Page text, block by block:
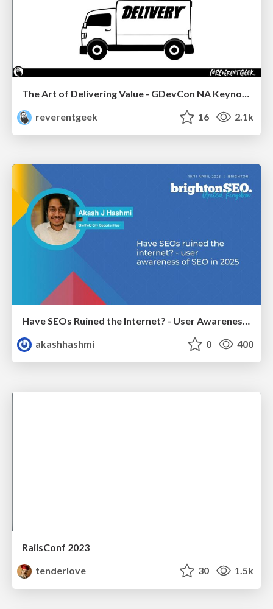
The Art of Delivering Value - GDevCon NA Keynote
reverentgeek
16 2.1k
akashhashmi
0 400
RailsConf 2023
tenderlove
30 1.5k